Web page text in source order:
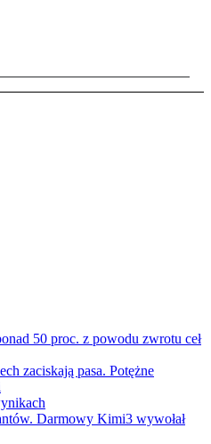
50 proc. z powodu zwrotu ceł
zaciskają pasa. Potężne
Darmowy Kimi3 wywołał